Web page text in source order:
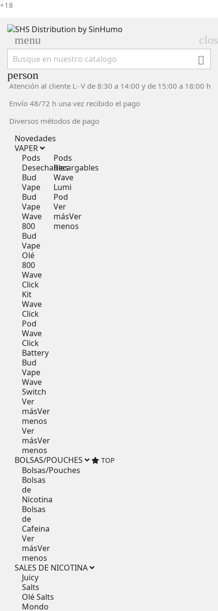
+18
menu

person
Atención al cliente L- V de 8:30 a 14:00 y de 15:00 a 18:00 h
Envío 48/72 h una vez recibido el pago
Diversos métodos de pago
Novedades
VAPER
Pods
Desechables
Bud
Vape
Bud
Vape
Wave
800
Bud
Vape
Olé
800
Wave
Click
Kit
Wave
Click
Pod
Wave
Click
Battery
Bud
Vape
Wave
Switch
Ver
másVer
menos
Ver
másVer
menos
Pods
Recargables
Wave
Lumi
Pod
Ver
másVer
menos
BOLSAS/POUCHES TOP
Bolsas/Pouches
Bolsas
de
Nicotina
Bolsas
de
Cafeina
Ver
másVer
menos
SALES DE NICOTINA
Juicy
Salts
Olé Salts
Mondo